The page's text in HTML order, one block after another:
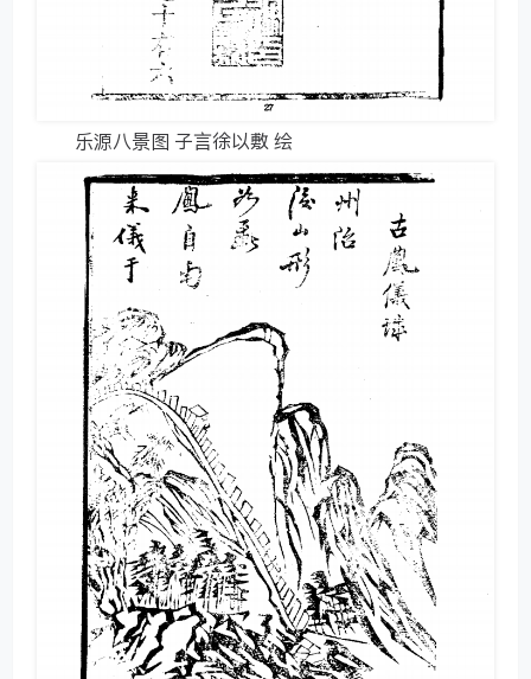
乐源八景图 子言徐以敷 绘